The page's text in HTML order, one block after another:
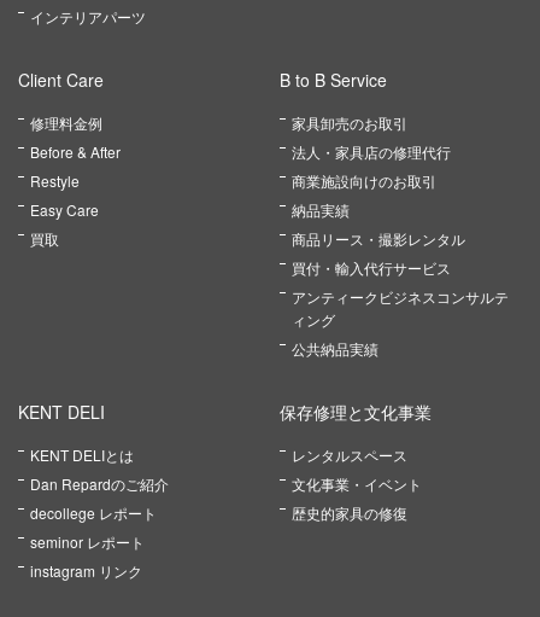
インテリアパーツ
Client Care
修理料金例
Before & After
Restyle
Easy Care
買取
B to B Service
家具卸売のお取引
法人・家具店の修理代行
商業施設向けのお取引
納品実績
商品リース・撮影レンタル
買付・輸入代行サービス
アンティークビジネスコンサルテ
ィング
公共納品実績
KENT DELI
KENT DELIとは
Dan Repardのご紹介
decollege レポート
seminor レポート
instagram リンク
保存修理と文化事業
レンタルスペース
文化事業・イベント
歴史的家具の修復